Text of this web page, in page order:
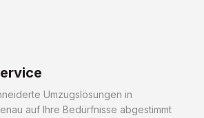
Umzugslösungen in
auf Ihre Bedürfnisse abgestimmt